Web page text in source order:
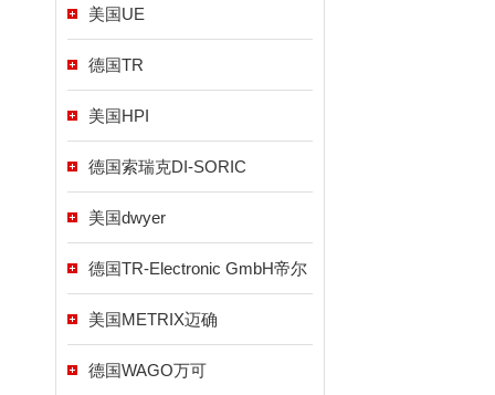
美国UE
德国TR
美国HPI
德国索瑞克DI-SORIC
美国dwyer
德国TR-Electronic GmbH帝尔
美国METRIX迈确
德国WAGO万可